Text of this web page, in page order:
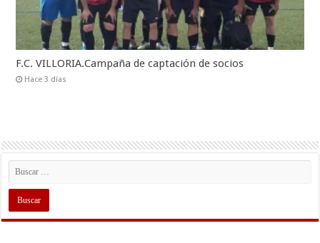
F.C. VILLORIA.Campaña de captación de socios
Hace 3 días